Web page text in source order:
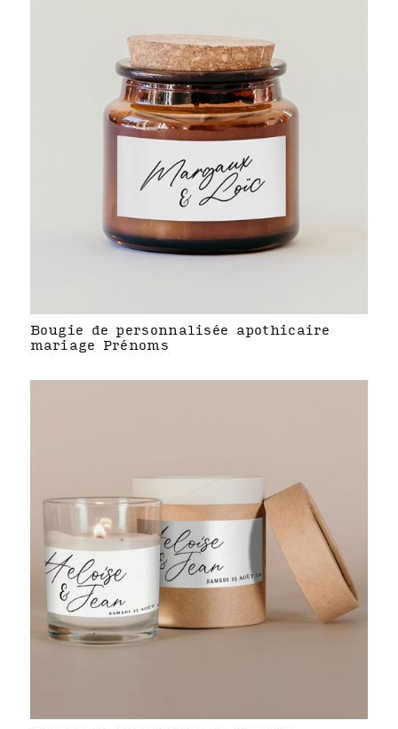
Bougie de personnalisée apothicaire
mariage Prénoms